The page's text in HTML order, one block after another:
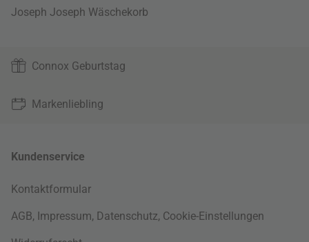
Joseph Joseph Wäschekorb
Connox Geburtstag
Markenliebling
Kundenservice
Kontaktformular
AGB, Impressum, Datenschutz, Cookie-Einstellungen